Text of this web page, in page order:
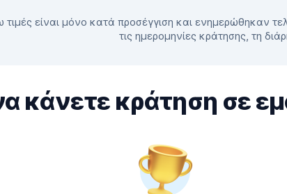
είναι μόνο κατά προσέγγιση και ενημερώθηκαν
τις ημερομηνίες κράτησης, τη
κάνετε κράτηση σε